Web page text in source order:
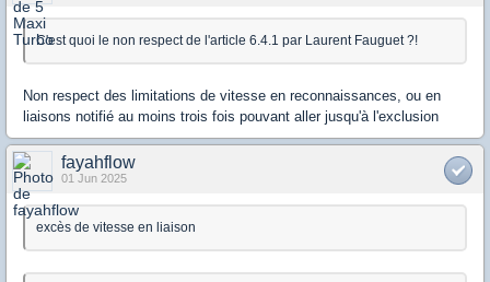
C'est quoi le non respect de l'article 6.4.1 par Laurent Fauguet ?!
Non respect des limitations de vitesse en reconnaissances, ou en
liaisons notifié au moins trois fois pouvant aller jusqu'à l'exclusion
fayahflow
01 Jun 2025
excès de vitesse en liaison